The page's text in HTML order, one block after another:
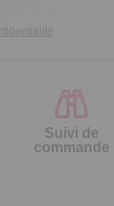
Suivi de
commande